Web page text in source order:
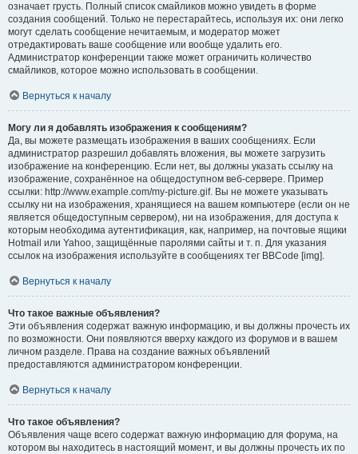
означает грусть. Полный список смайликов можно увидеть в форме
создания сообщений. Только не перестарайтесь, используя их: они легко
могут сделать сообщение нечитаемым, и модератор может
отредактировать ваше сообщение или вообще удалить его.
Администратор конференции также может ограничить количество
смайликов, которое можно использовать в сообщении.
Вернуться к началу
Могу ли я добавлять изображения к сообщениям?
Да, вы можете размещать изображения в ваших сообщениях. Если
администратор разрешил добавлять вложения, вы можете загрузить
изображение на конференцию. Если нет, вы должны указать ссылку на
изображение, сохранённое на общедоступном веб-сервере. Пример
ссылки: http://www.example.com/my-picture.gif. Вы не можете указывать
ссылку ни на изображения, хранящиеся на вашем компьютере (если он не
является общедоступным сервером), ни на изображения, для доступа к
которым необходима аутентификация, как, например, на почтовые ящики
Hotmail или Yahoo, защищённые паролями сайты и т. п. Для указания
ссылок на изображения используйте в сообщениях тег BBCode [img].
Вернуться к началу
Что такое важные объявления?
Эти объявления содержат важную информацию, и вы должны прочесть их
по возможности. Они появляются вверху каждого из форумов и в вашем
личном разделе. Права на создание важных объявлений
предоставляются администратором конференции.
Вернуться к началу
Что такое объявления?
Объявления чаще всего содержат важную информацию для форума, на
котором вы находитесь в настоящий момент, и вы должны прочесть их по